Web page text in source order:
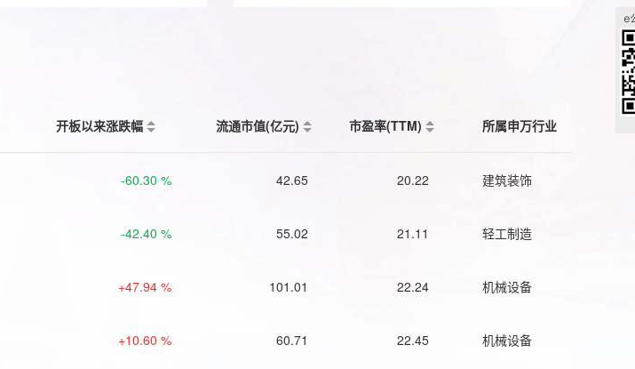
开板以来涨跌幅 流通市值(亿元) 市盈率(TTM) 所属申万行业
-60.30 % 42.65 20.22 建筑装饰
-42.40 % 55.02 21.11 轻工制造
+47.94 % 101.01 22.24 机械设备
+10.60 % 60.71 22.45 机械设备